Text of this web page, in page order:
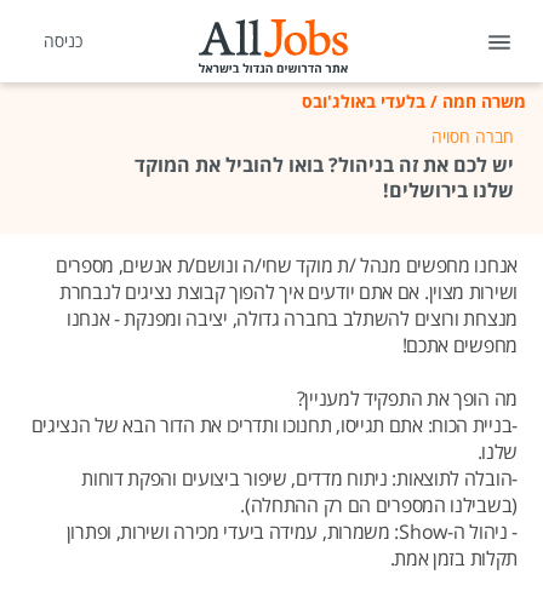
כניסה
משרה חמה / בלעדי באולג'ובס
חברה חסויה
יש לכם את זה בניהול? בואו להוביל את המוקד
שלנו בירושלים!
אנחנו מחפשים מנהל /ת מוקד שחי/ה ונושם/ת אנשים, מספרים
ושירות מצוין. אם אתם יודעים איך להפוך קבוצת נציגים לנבחרת
מנצחת ורוצים להשתלב בחברה גדולה, יציבה ומפנקת - אנחנו
מחפשים אתכם!
מה הופך את התפקיד למעניין?
-בניית הכוח: אתם תגייסו, תחנוכו ותדריכו את הדור הבא של הנציגים
שלנו.
-הובלה לתוצאות: ניתוח מדדים, שיפור ביצועים והפקת דוחות
(בשבילנו המספרים הם רק ההתחלה).
- ניהול ה-Show: משמרות, עמידה ביעדי מכירה ושירות, ופתרון
תקלות בזמן אמת.